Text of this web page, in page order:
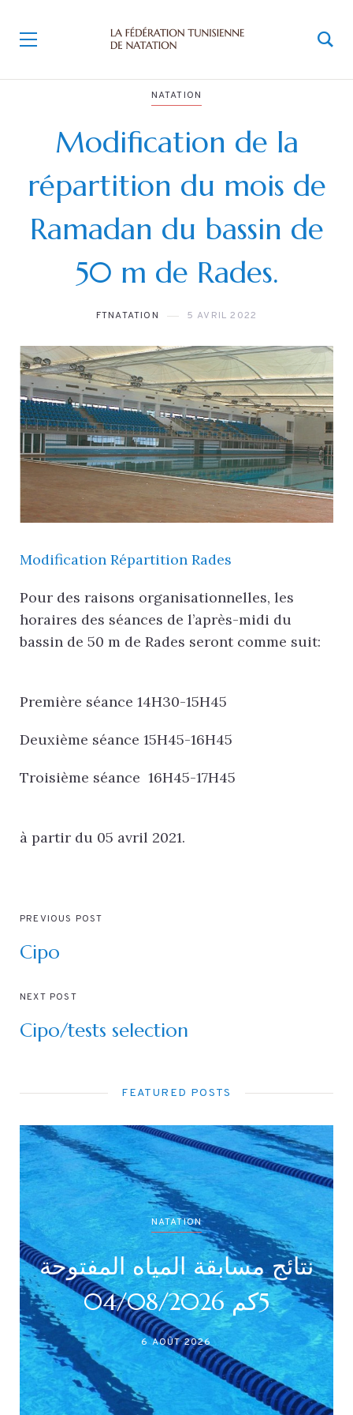
NATATION
Modification de la
répartition du mois de
Ramadan du bassin de
50 m de Rades.
FTNATATION 5 AVRIL 2022
Modification Répartition Rades
Pour des raisons organisationnelles, les
horaires des séances de l’après-midi du
bassin de 50 m de Rades seront comme suit:
Première séance 14H30-15H45
Deuxième séance 15H45-16H45
Troisième séance 16H45-17H45
à partir du 05 avril 2021.
PREVIOUS POST
Cipo
NEXT POST
Cipo/tests selection
FEATURED POSTS
NATATION
نتائج بطولة جميع الأصناف
(أداني /أصاغر/أواسط /
أكابر)
27 JUILLET 2026